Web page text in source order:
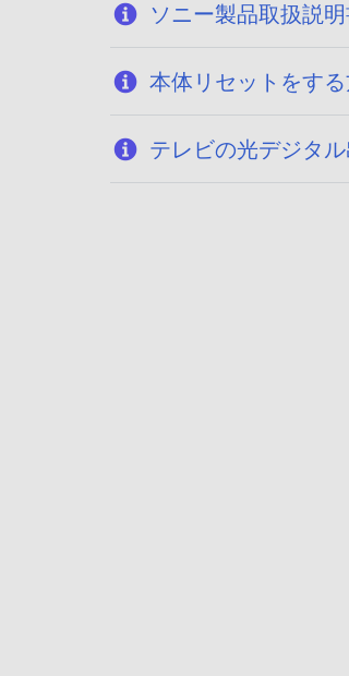
ソニー製品取扱説
本体リセットをす
テレビの光デジタ